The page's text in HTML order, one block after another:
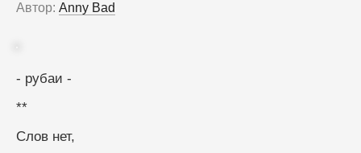
Автор: Anny Bad
- рубаи -
**
Слов нет,